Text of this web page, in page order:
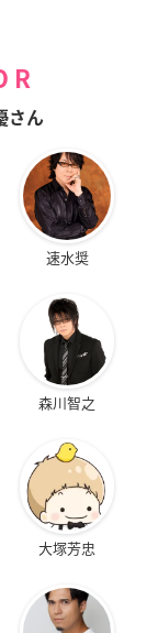
さん
速水奨
森川智之
大塚芳忠